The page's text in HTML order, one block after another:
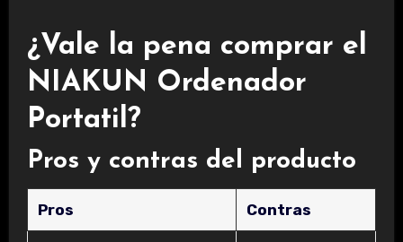
¿Vale la pena comprar el
NIAKUN Ordenador
Portatil?
Pros y contras del producto
Pros Contras